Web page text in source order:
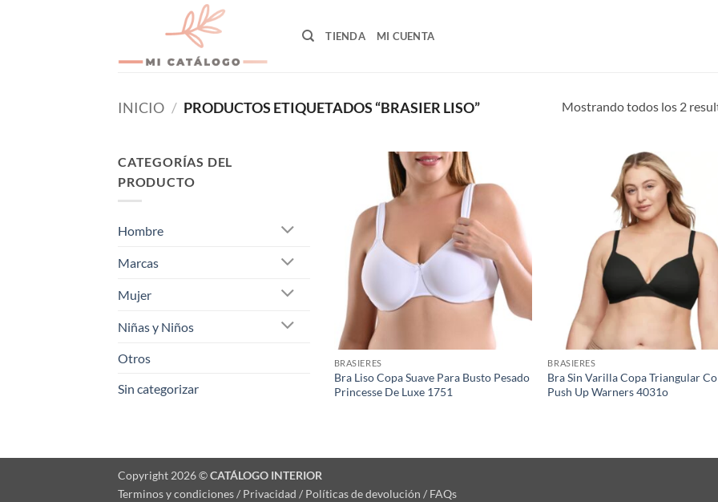
TIENDA MI CUENTA
INICIO / PRODUCTOS ETIQUETADOS “BRASIER LISO” Mostrando todos los 2
CATEGORÍAS DEL
PRODUCTO
Hombre
Marcas
Mujer
Niñas y Niños
Otros
Sin categorizar
BRASIERES
Bra Liso Copa Suave Para Busto Pesado
Princesse De Luxe 1751
BRASIERES
Bra Sin Varilla Copa Triangular
Push Up Warners 4031o
Copyright 2026 ©CATÁLOGO INTERIOR
Terminos y condiciones / Privacidad / Políticas de devolución / FAQs